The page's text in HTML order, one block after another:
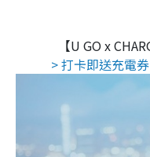
【U GO x
> 打卡即送充電